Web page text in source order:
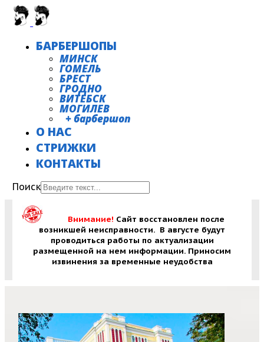
БАРБЕРШОПЫ
МИНСК
ГОМЕЛЬ
БРЕСТ
ГРОДНО
ВИТЕБСК
МОГИЛЕВ
+ барбершоп
О НАС
СТРИЖКИ
КОНТАКТЫ
Поиск
Внимание! Сайт восстановлен после
возникшей неисправности. В августе будут
проводиться работы по актуализации
размещенной на нем информации. Приносим
извинения за временные неудобства